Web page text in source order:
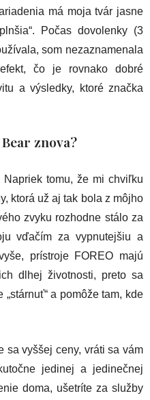
má moja tvár jasne
Počas dovolenky (3
som nezaznamenala
čo je rovnako dobré
a výsledky, ktoré značka
znova?
tomu, že mi chviľku
ktorá už aj tak bola z môjho
zvyku rozhodne stálo za
vďačím za vypnutejšiu a
prístroje FOREO majú
dlhej životnosti, preto sa
a pomôže tam, kde
sa vyššej ceny, vráti sa vám
jedinej a jedinečnej
doma, ušetríte za služby